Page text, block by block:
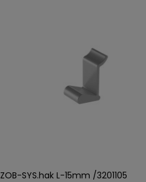
ZOB-SYS.hak L-15mm /3201105